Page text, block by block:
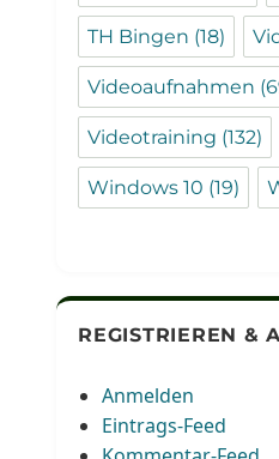
TH Bingen (18)
Videoaufnahmen
Videotraining (132)
Windows 10 (19)
REGISTRIEREN &
Anmelden
Eintrags-Feed